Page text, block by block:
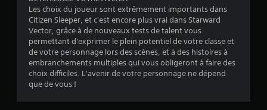
m
e
n
t
.
.
J
o
u
a
b
e
l
i
g
n
e
u
n
i
q
u
Les choix du joueur sont extrêmement importants dans
Citizen Sleeper, et c'est encore plus vrai dans Starward
Vector, grâce à de nouveaux tests de talent vous
permettant d'exprimer le plein potentiel de votre classe et
de votre personnage lors des scènes, et à des histoires à
embranchements multiples qui vous obligeront à faire des
choix difficiles. L'avenir de votre personnage ne dépend
que de vous !